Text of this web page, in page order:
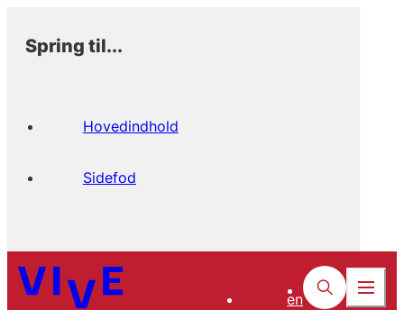
Spring til...
Hovedindhold
Sidefod
en